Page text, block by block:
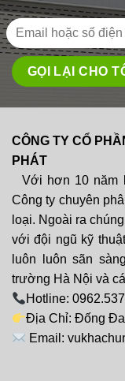
CÔNG TY CỔ
PHÁT
Với hơn 10 năm
Công ty chuyên
loại. Ngoài ra
với đội ngũ kỹ
luôn luôn sãn
trường Hà Nội và
Hotline:
Địa Chỉ: Đống
Email: